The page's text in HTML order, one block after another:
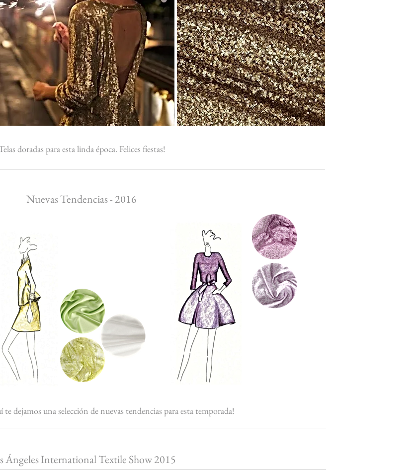
doradas para esta linda época. Felices fiestas!
Nuevas Tendencias - 2016
dejamos una selección de nuevas tendencias para esta temporada!
Ángeles International Textile Show 2015